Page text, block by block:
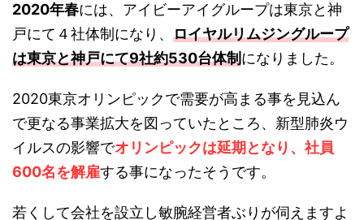
2020年春には、アイビーアイグループは東京と神
戸にて４社体制になり、 ロイヤルリムジングループ
は東京と神戸にて9社約530台体制になりました。
2020東京オリンピックで需要が高まる事を見込ん
で更なる事業拡大を図っていたところ、新型肺炎ウ
イルスの影響でオリンピックは延期となり、社員
600名を解雇する事になったそうです。
若くして会社を設立し敏腕経営者ぶりが伺えますよ